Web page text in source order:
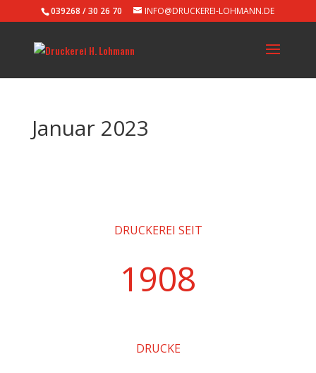
039268 / 30 26 70 INFO@DRUCKEREI-LOHMANN.DE
Januar 2023
DRUCKEREI SEIT
1908
DRUCKE